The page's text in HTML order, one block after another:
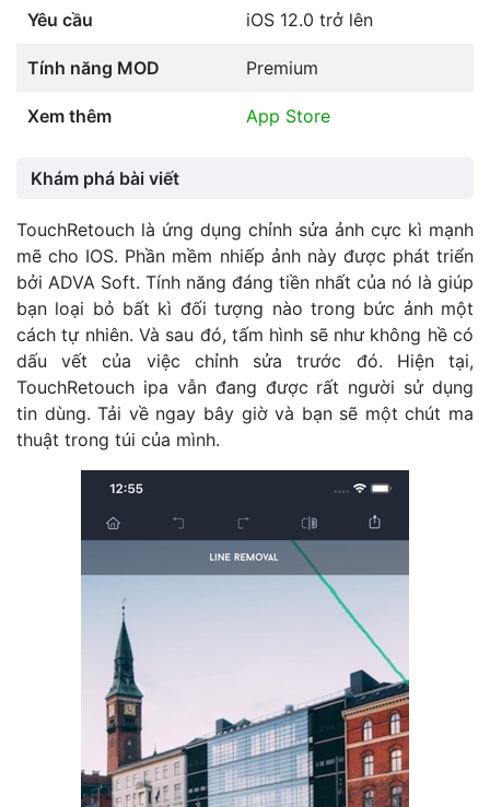
Yêu cầu iOS 12.0 trở lên
Tính năng MOD Premium
Xem thêm App Store
Khám phá bài viết
TouchRetouch là ứng dụng chỉnh sửa ảnh cực kì mạnh
mẽ cho IOS. Phần mềm nhiếp ảnh này được phát triển
bởi ADVA Soft. Tính năng đáng tiền nhất của nó là giúp
bạn loại bỏ bất kì đối tượng nào trong bức ảnh một
cách tự nhiên. Và sau đó, tấm hình sẽ như không hề có
dấu vết của việc chỉnh sửa trước đó. Hiện tại,
TouchRetouch ipa vẫn đang được rất người sử dụng
tin dùng. Tải về ngay bây giờ và bạn sẽ một chút ma
thuật trong túi của mình.